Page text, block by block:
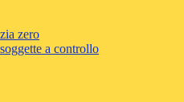
zero
a controllo